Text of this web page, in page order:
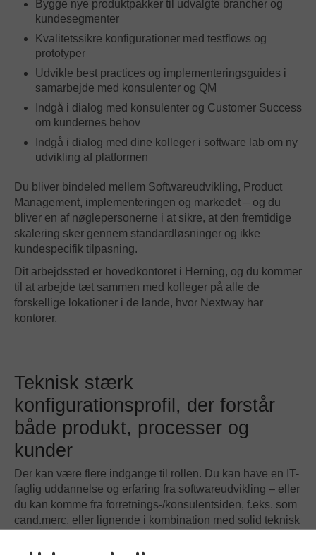
Bygge nye produktpakker til udvalgte brancher og
kundesegmenter
Kvalitetssikre konfigurationer med testflows og
prototyper
Udvikle best practices og implementeringsguides i
samarbejde med konsulenter og QM
Indgå i dialog med konsulenter og Customer Success
om kundernes behov
Indgå i dialog med dine kolleger i software lab om ny
udvikling af platformen
Du bliver bindeled mellem Softwareudvikling, Product
Management, implementeringen og markedet – og du
bliver en af nøglepersonerne i at sikre, at den fremtidige
skalering sker gennem standardløsninger og ikke
kundespecifik tilpasning.
Dit arbejdssted er hovedkontoret i Herning, og du kommer
til at arbejde tæt sammen med kolleger på alle de
forskellige lokationer i de lande, hvor Nextway har
kontorer.
Teknisk stærk
konfigurationsprofil, der forstår
både produkt, processer og
kunder
Der kan være flere indgange til rollen. Du kan have en IT-
faglig uddannelse og erfaring fra softwareudvikling – eller
du kan komme fra forretnings-/konsulentsiden, f.eks. som
cand.merc. eller lignende i kombination med solid teknisk
har erfaring med forretningssoftware, SaaS-platforme